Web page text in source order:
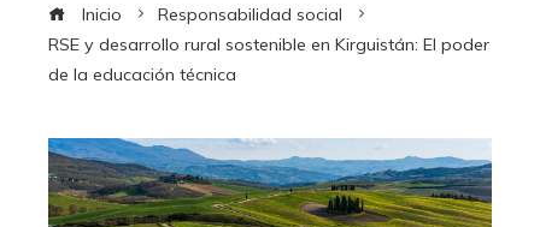
Inicio
Responsabilidad social
RSE y desarrollo rural sostenible en Kirguistán: El poder
de la educación técnica